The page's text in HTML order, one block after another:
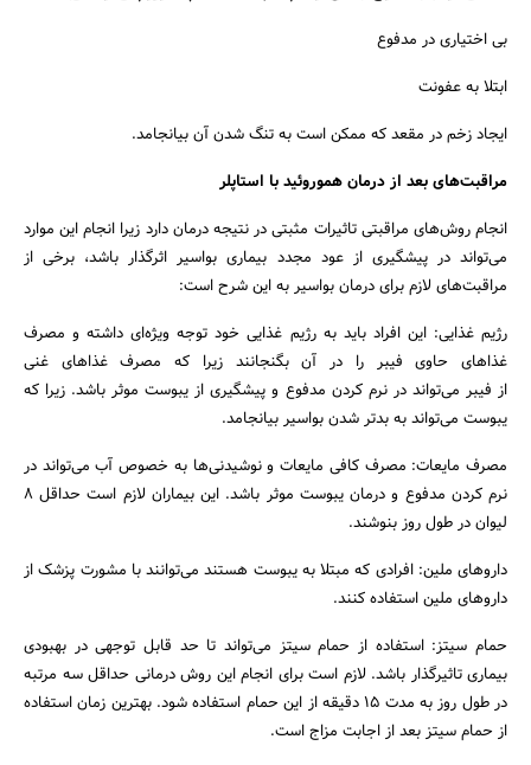
بی اختیاری در مدفوع
ابتلا به عفونت
ایجاد زخم‌ در مقعد که ممکن است به تنگ شدن آن بیانجامد.
مراقبت‌های بعد از درمان هموروئید با استاپلر
انجام روش‌های مراقبتی تاثیرات مثبتی در نتیجه درمان دارد زیرا انجام این موارد
می‌تواند در پیشگیری از عود مجدد بیماری بواسیر اثرگذار باشد، برخی از
مراقبت‌های لازم برای درمان بواسیر به این شرح است:
رژیم غذایی: این افراد باید به رژیم غذایی خود توجه ویژه‌ای داشته و مصرف
غذاهای حاوی فیبر را در آن بگنجانند زیرا که مصرف غذاهای غنی
از فیبر می‌تواند در نرم کردن مدفوع و پیشگیری از یبوست موثر باشد. زیرا که
یبوست می‌تواند به بدتر شدن بواسیر بیانجامد.
مصرف مایعات: مصرف کافی مایعات و نوشیدنی‌ها به خصوص آب می‌تواند در
نرم کردن مدفوع و درمان یبوست موثر باشد. این بیماران لازم است حداقل 8
لیوان در طول روز بنوشند.
داروهای ملین: افرادی که مبتلا به یبوست هستند می‌توانند با مشورت پزشک از
داروهای ملین استفاده کنند.
حمام سیتز: استفاده از حمام سیتز می‌تواند تا حد قابل توجهی در بهبودی
بیماری تاثیرگذار باشد. لازم است برای انجام این روش درمانی حداقل سه مرتبه
در طول روز به مدت 15 دقیقه از این حمام استفاده شود. بهترین زمان استفاده
از حمام سیتز بعد از اجابت مزاج است.